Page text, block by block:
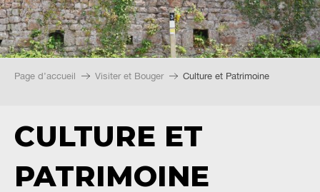
Page d’accueil Visiter et Bouger Culture et Patrimoine
CULTURE ET
PATRIMOINE